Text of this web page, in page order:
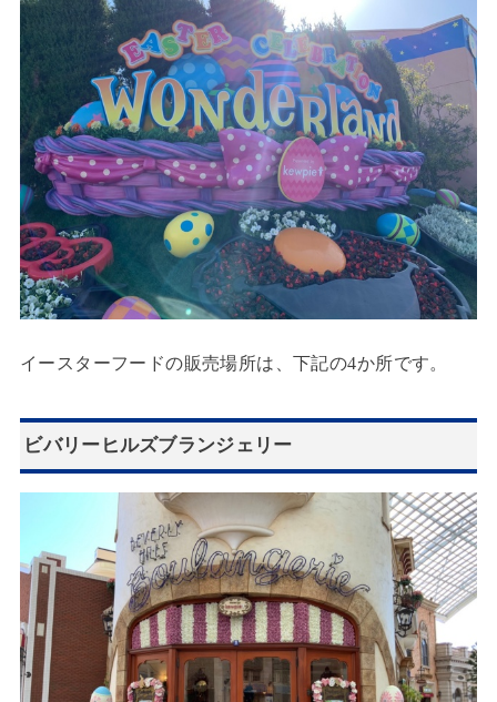
イースターフードの販売場所は、下記の4か所です。
ビバリーヒルズブランジェリー